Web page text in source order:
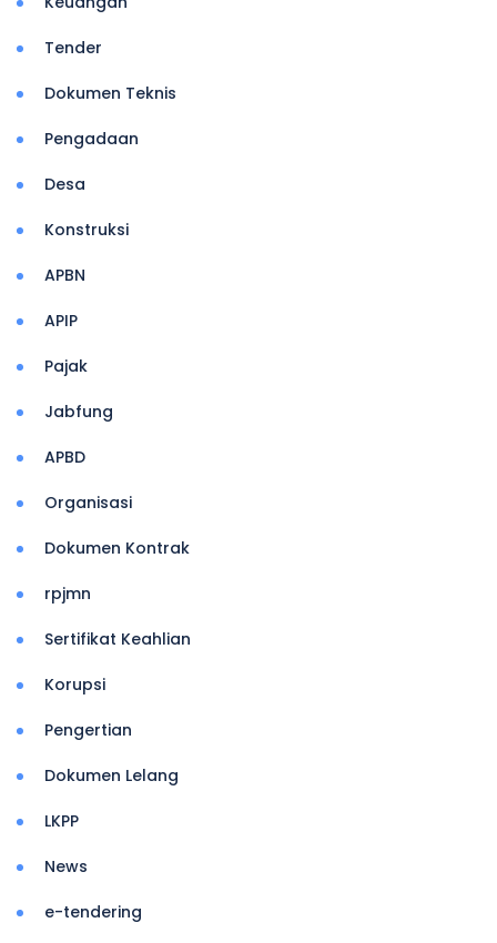
Tender
Dokumen Teknis
Pengadaan
Desa
Konstruksi
APBN
APIP
Pajak
Jabfung
APBD
Organisasi
Dokumen Kontrak
rpjmn
Sertifikat Keahlian
Korupsi
Pengertian
Dokumen Lelang
LKPP
News
e-tendering